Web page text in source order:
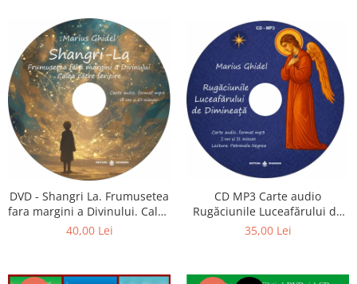
DVD - Shangri La. Frumusetea
fara margini a Divinului. Calea
catre fericire
40,00 Lei
CD MP3 Carte audio
Rugăciunile Luceafărului de
dimineață
35,00 Lei